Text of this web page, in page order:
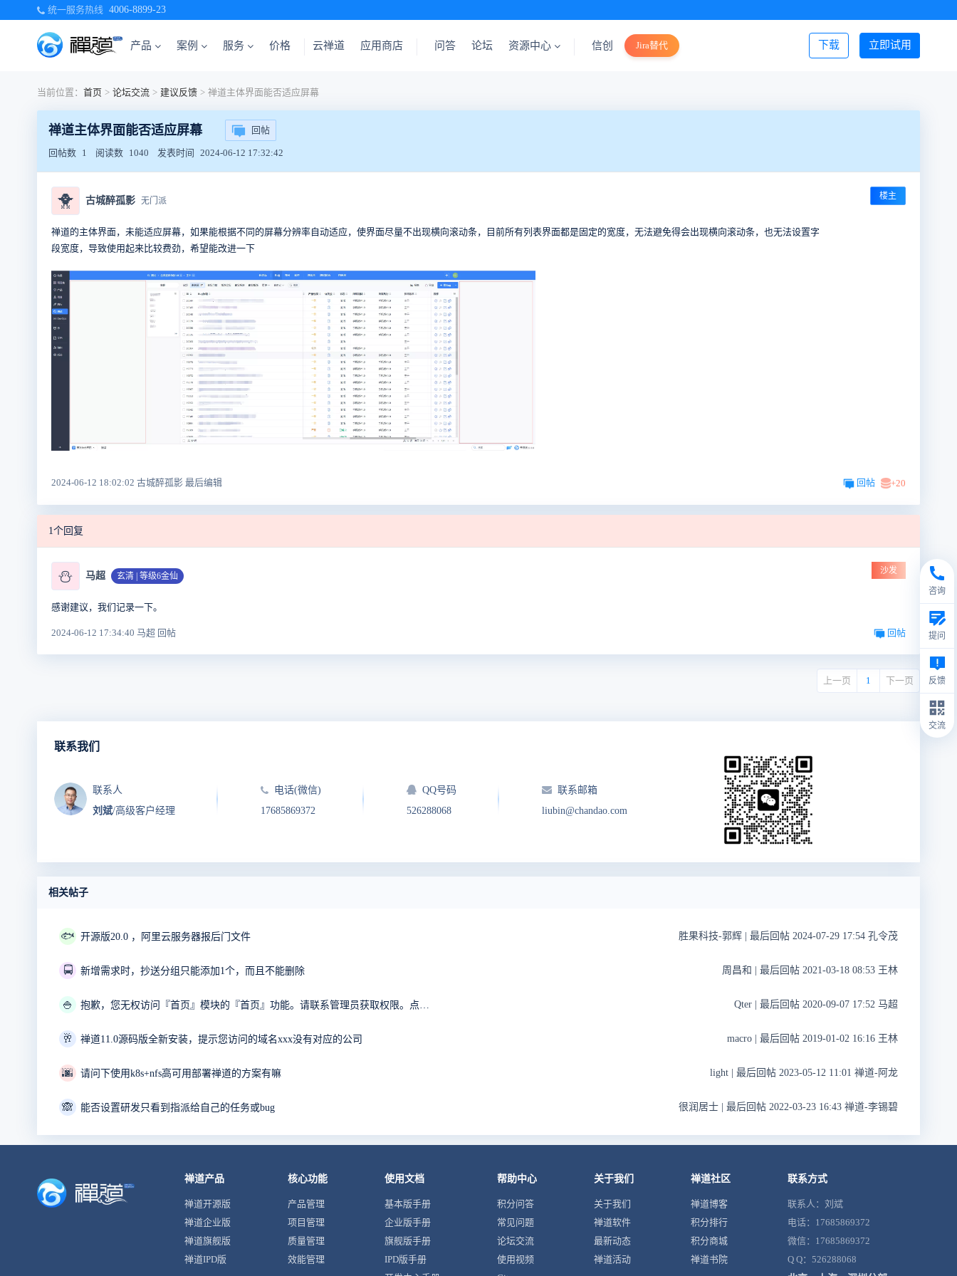
统一服务热线 4006-8899-23
产品 案例 服务 价格 立即试用
下载
云禅道 应用商店 问答 论坛 资源中心 信创 Jira替代 登录/注册
当前位置： 首页 > 论坛交流 > 建议反馈 > 禅道主体界面能否适应屏幕
禅道主体界面能否适应屏幕 回帖
回帖数 1 阅读数 1040 发表时间 2024-06-12 17:32:42
🐥 古城醉孤影 无门派 楼主
禅道的主体界面，未能适应屏幕，如果能根据不同的屏幕分辨率自动适应，使界面尽量不出现横向滚动条，目前所有列表界面都是固定的宽度，无法避免得会出现横向滚动条，也无法设置字
段宽度，导致使用起来比较费劲，希望能改进一下
2024-06-12 18:02:02 古城醉孤影 最后编辑 回帖 +20
1个回复
⛄ 马超 玄清 | 等级6金仙
沙发
感谢建议，我们记录一下。
2024-06-12 17:34:40 马超 回帖 回帖
上一页 1 下一页
联系我们
联系人
刘斌/高级客户经理
电话(微信)
17685869372
QQ号码
526288068
联系邮箱
liubin@chandao.com
相关帖子
🐟 开源版20.0 ，阿里云服务器报后门文件 胜果科技-郭辉 最后回帖 2024-07-29 17:54 孔令茂
🚍 新增需求时，抄送分组只能添加1个，而且不能删除 周昌和 最后回帖 2021-03-18 08:53 王林
🍚 Qter 最后回帖 2020-09-07 17:52 马超
🥂 禅道11.0源码版全新安装，提示您访问的域名xxx没有对应的公司 macro 最后回帖 2019-01-02 16:16 王林
🌆 请问下使用k8s+nfs高可用部署禅道的方案有嘛 light 最后回帖 2023-05-12 11:01 禅道-阿龙
🙈 能否设置研发只看到指派给自己的任务或bug 很润居士 最后回帖 2022-03-23 16:43 禅道-李锡碧
禅道产品
禅道开源版
禅道企业版
禅道旗舰版
禅道IPD版
核心功能
产品管理
项目管理
质量管理
效能管理
使用文档
基本版手册
企业版手册
旗舰版手册
IPD版手册
帮助中心
积分问答
常见问题
论坛交流
使用视频
关于我们
关于我们
禅道软件
最新动态
禅道活动
禅道社区
禅道博客
积分排行
积分商城
禅道书院
联系方式
联系人：刘斌
电话：17685869372
微信：17685869372
Q Q：526288068
咨询
提问
反馈
交流